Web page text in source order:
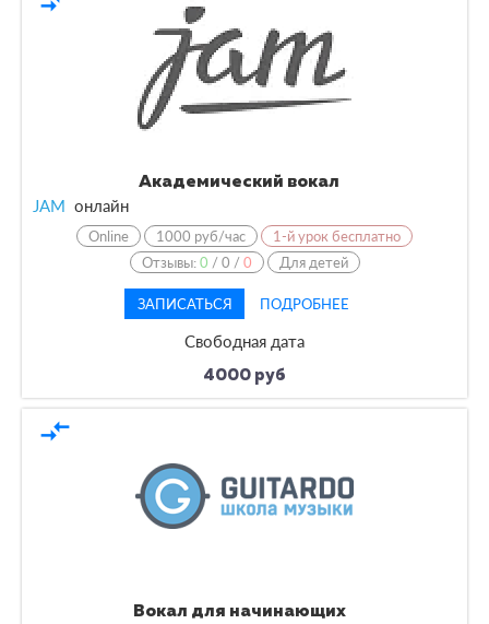
Академический вокал
JAM онлайн
Online 1000 руб/час
1-й урок бесплатно
Отзывы:0 /0 /0 Для детей
ЗАПИСАТЬСЯ ПОДРОБНЕЕ
Свободная дата
4000 руб
compare_arrows
Вокал для начинающих